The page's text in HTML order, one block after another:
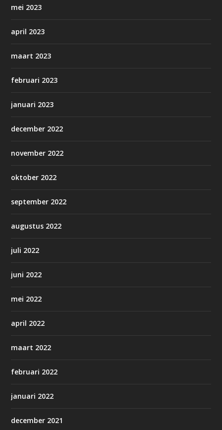
mei 2023
april 2023
maart 2023
februari 2023
januari 2023
december 2022
november 2022
oktober 2022
september 2022
augustus 2022
juli 2022
juni 2022
mei 2022
april 2022
maart 2022
februari 2022
januari 2022
december 2021